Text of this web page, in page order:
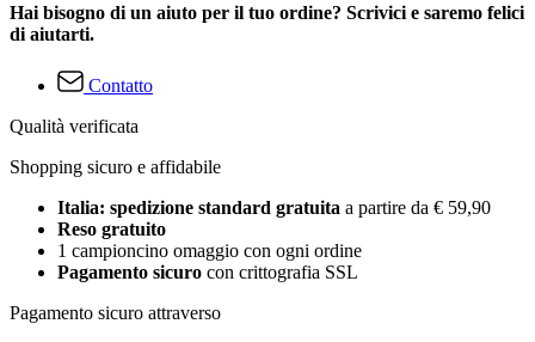
Hai bisogno di un aiuto per il tuo ordine? Scrivici e saremo felici
di aiutarti.
Contatto
Qualità verificata
Shopping sicuro e affidabile
Italia: spedizione standard gratuita a partire da € 59,90
Reso gratuito
1 campioncino omaggio con ogni ordine
Pagamento sicuro con crittografia SSL
Pagamento sicuro attraverso